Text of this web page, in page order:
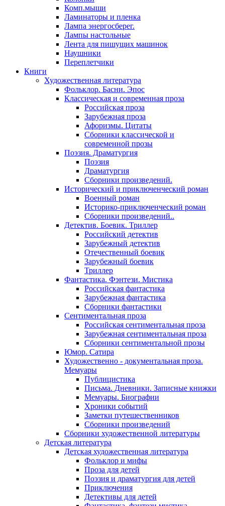
Комп.мыши
Ламинаторы и пленка
Лампа энергосберег.
Лампы настольные
Лента для пишущих машинок
Наушники
Переплетчики
Книги
Художественная литература
Фольклор. Басни. Эпос
Классическая и современная проза
Российская проза
Зарубежная проза
Афоризмы. Цитаты
Сборники классической и
современной прозы
Поэзия. Драматургия
Поэзия
Драматургия
Сборники произведений.
Исторический и приключенческий роман
Военный роман
Историко-приключенческий роман
Сборники произведений..
Детектив. Боевик. Триллер
Российский детектив
Зарубежный детектив
Отечественный боевик
Зарубежный боевик
Триллер
Фантастика. Фэнтези. Мистика
Российская фантастика
Зарубежная фантастика
Сборники фантастики
Сентиментальная проза
Российская сентиментальная проза
Зарубежная сентиментальная проза
Сборники сентиментальной прозы
Юмор. Сатира
Художественно - документальная проза.
Мемуары
Публицистика
Письма. Дневники. Записные книжки
Мемуары. Биографии
Хроники событий
Заметки путешественников
Сборники произведений
Сборники художественной литературы
Детская литература
Детская художественная литература
Фольклор и мифы
Проза для детей
Поэзия и драматургия для детей
Приключения
Детективы для детей